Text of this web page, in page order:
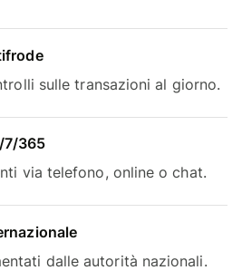
sulle transazioni al giorno.
7/365
via telefono, online o chat.
dalle autorità nazionali.